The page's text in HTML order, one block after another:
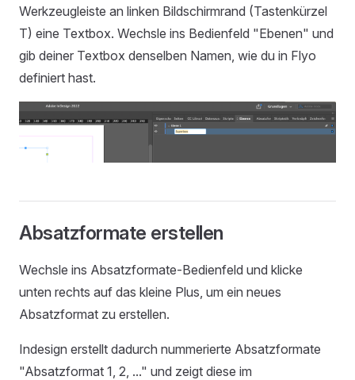
Werkzeugleiste an linken Bildschirmrand (Tastenkürzel
T) eine Textbox. Wechsle ins Bedienfeld "Ebenen" und
gib deiner Textbox denselben Namen, wie du in Flyo
definiert hast.
Absatzformate erstellen
Wechsle ins Absatzformate-Bedienfeld und klicke
unten rechts auf das kleine Plus, um ein neues
Absatzformat zu erstellen.
Indesign erstellt dadurch nummerierte Absatzformate
"Absatzformat 1, 2, ..." und zeigt diese im